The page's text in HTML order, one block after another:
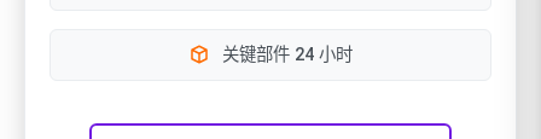
关键部件 24 小时